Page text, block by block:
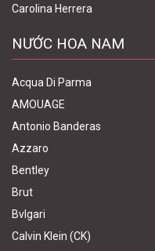
Carolina Herrera
NƯỚC HOA NAM
Acqua Di Parma
AMOUAGE
Antonio Banderas
Azzaro
Bentley
Brut
Bvlgari
Calvin Klein (CK)